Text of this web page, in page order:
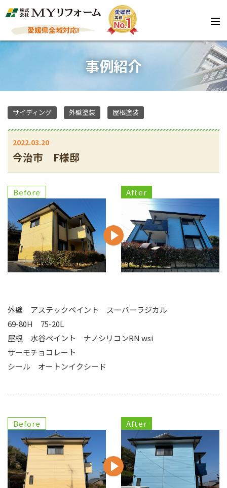
愛媛県全域対応!
事例紹介
サイディング 外壁塗装 屋根塗装
2022.03.20
今治市 F様邸
外壁 アステックペイント スーパーラジカル
69-80H 75-20L
屋根 水谷ペイント ナノシリコンRN wsi
サーモチョコレート
シール オートンイクシード